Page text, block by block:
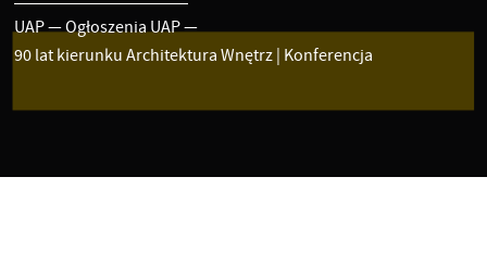
UAP—Ogłoszenia UAP—
90 lat kierunku Architektura Wnętrz | Konferencja